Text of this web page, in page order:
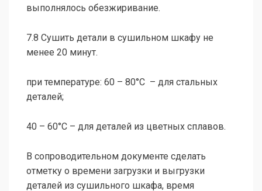
выполнялось обезжиривание.
7.8 Сушить детали в сушильном шкафу не
менее 20 минут.
при температуре: 60 – 80°С – для стальных
деталей;
40 – 60°С – для деталей из цветных сплавов.
В сопроводительном документе сделать
отметку о времени загрузки и выгрузки
деталей из сушильного шкафа, время